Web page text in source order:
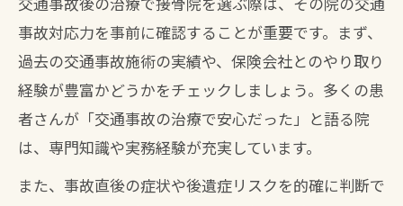
事故対応力を事前に確認することが重要です。まず、
過去の交通事故施術の実績や、保険会社とのやり取り
経験が豊富かどうかをチェックしましょう。多くの患
者さんが「交通事故の治療で安心だった」と語る院
は、専門知識や実務経験が充実しています。
また、事故直後の症状や後遺症リスクを的確に判断で